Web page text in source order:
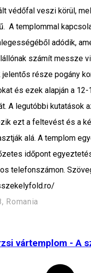
védőfal veszi körül,
A templommal
adódik,
számít messze
jelentős része pogány
és ezek alapján a 12-
A legutóbbi kutatások
ezt a feltevést és a
alá. A templom
időpont
telefonszámon.
Romania
vártemplom - A